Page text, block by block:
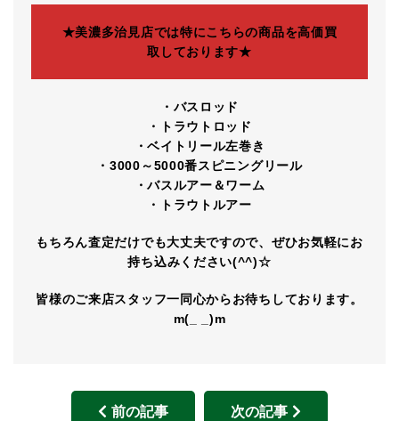
★美濃多治見店では特にこちらの商品を高価買
取しております★
・バスロッド
・トラウトロッド
・ベイトリール左巻き
・3000～5000番スピニングリール
・バスルアー＆ワーム
・トラウトルアー
もちろん査定だけでも大丈夫ですので、ぜひお気軽にお
持ち込みください(^^)☆
皆様のご来店スタッフ一同心からお待ちしております。
m(_ _)m
前の記事 次の記事